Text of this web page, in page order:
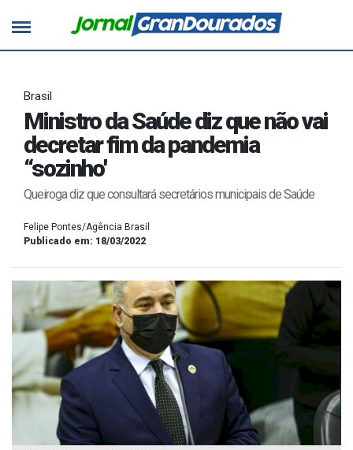
Brasil
Ministro da Saúde diz que não vai
decretar fim da pandemia
“sozinho'
Queiroga diz que consultará secretários municipais de Saúde
Felipe Pontes/Agência Brasil
Publicado em: 18/03/2022